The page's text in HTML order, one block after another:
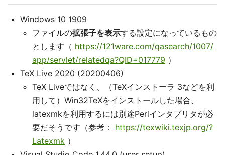
Windows 10 1909
ファイルの拡張子を表示する設定になっているもの
とします（ https://121ware.com/qasearch/1007/
app/servlet/relatedqa?QID=017779 ）
TeX Live 2020 (20200406)
TeX Liveではなく、（TeXインストーラ 3などを利
用して）Win32TeXをインストールした場合、
latexmkを利用するには別途Perlインタプリタが必
要だそうです（参考： https://texwiki.texjp.org/?
Latexmk ）